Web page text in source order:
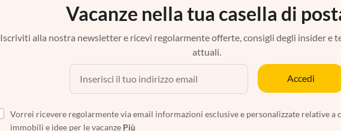
Vacanze nella tua casella di
Iscriviti alla nostra newsletter e ricevi regolarmente offerte, consigli degli insider e
attuali.
Accedi
Vorrei ricevere regolarmente via email informazioni esclusive e personalizzate relative a
immobili e idee per le vacanze Più